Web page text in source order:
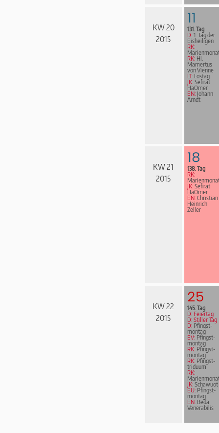
KW 20
2015
11
131. Tag
D: 1. Tag der
Eisheiligen
RK:
RK: Hl.
Mamertus
von Vienne
LT: Lostag
JK: Sefirat
HaOmer
EN: Johann
Arndt
KW 21
2015
18
138. Tag
RK:
JK: Sefirat
HaOmer
EN: Christian
Heinrich
Zeller
KW 22
2015
25
145. Tag
D: Feiertag
D: Stiller Tag
D: Pfingst­
mon­tag
EV: Pfingst­
mon­tag
RK: Pfingst­
mon­tag
RK: Pfingst­
tri­du­um
RK:
JK: Schawuot
EU: Pfingst­
mon­tag
EN: Beda
Venerabilis